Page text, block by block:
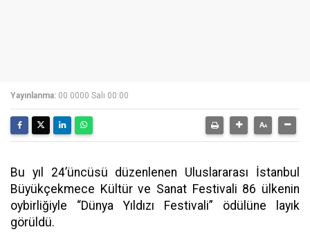
Yayınlanma: 00 0000 Salı 00:00
Bu yıl 24’üncüsü düzenlenen Uluslararası İstanbul
Büyükçekmece Kültür ve Sanat Festivali 86 ülkenin
oybirliğiyle “Dünya Yıldızı Festivali” ödülüne layık
görüldü.